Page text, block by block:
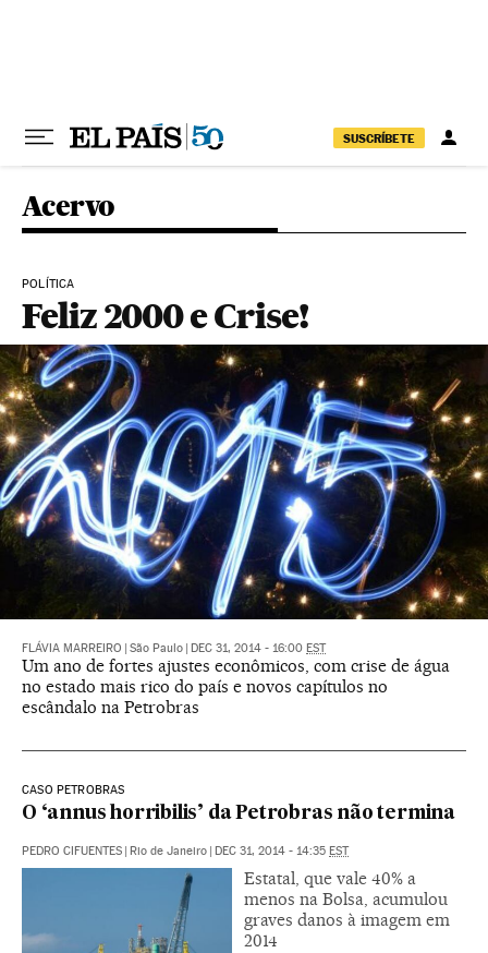
SUSCRÍBETE
Acervo
POLÍTICA
Feliz 2000 e Crise!
FLÁVIA MARREIRO São Paulo DEC 31, 2014 - 16:00 EST
Um ano de fortes ajustes econômicos, com crise de água
no estado mais rico do país e novos capítulos no
escândalo na Petrobras
CASO PETROBRAS
O ‘annus horribilis’ da Petrobras não termina
PEDRO CIFUENTES Rio de Janeiro DEC 31, 2014 - 14:35 EST
Estatal, que vale 40% a
menos na Bolsa, acumulou
graves danos à imagem em
2014